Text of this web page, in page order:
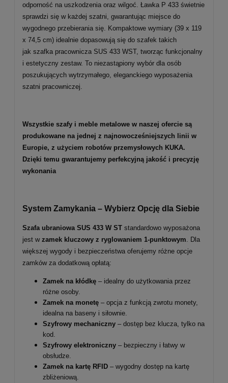
odporność na uszkodzenia oraz wilgoć. Ławka P 433 świetnie
sprawdzi się w każdej szatni, gwarantując miejsce do
wygodnego przebierania się. Kompaktowe wymiary (39 x 119
x 74,5 cm) idealnie dopasowują się do szafek takich
jak szafka pracownicza SUS 433 WST, tworząc funkcjonalny
i estetyczny zestaw. To niezastąpiony wybór dla osób
poszukujących wytrzymałego, eleganckiego wyposażenia
szatni pracowniczej.
Wszystkie szafy i meble metalowe w naszej ofercie są
produkowane na jednej z najnowocześniejszych linii w
Europie, z użyciem robotów przemysłowych KUKA.
Dzięki temu gwarantujemy perfekcyjną jakość i precyzję
wykonania
System Zamykania – Wybierz Opcję dla Siebie
Szafa ubraniowa SUS 433 W ST standardowo wyposażona
jest w zamek kluczowy z ryglowaniem 1-punktowym . Dla
większej wygody i bezpieczeństwa oferujemy różne opcje
zamków za dodatkową opłatą:
Zamek na kłódkę – idealny do użytkowania przez
różne osoby.
Zamek na monetę – opcja z funkcją zwrotu monety,
idealna na baseny i siłownie.
Szyfrowy mechaniczny – dostęp bez klucza, tylko na
kod.
Szyfrowy elektroniczny – bezpieczny i łatwy w
obsłudze.
Zamek na kartę RFID – wygodny dostęp na kartę
zbliżeniową.